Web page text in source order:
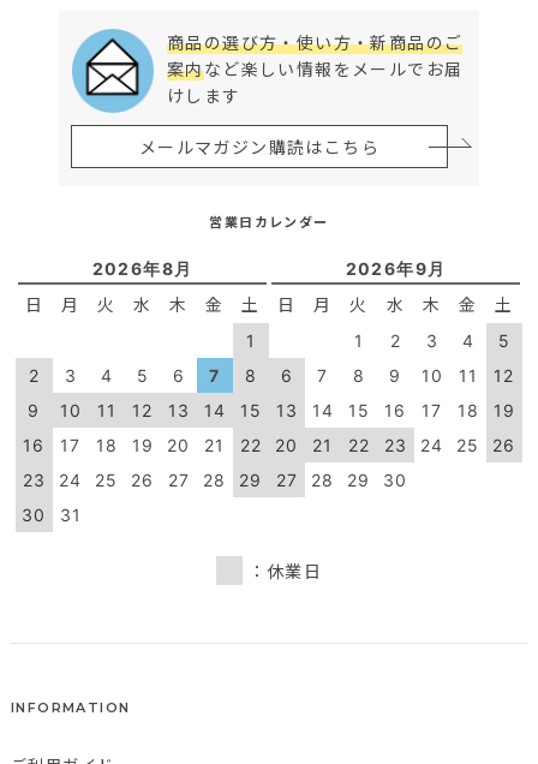
商品の選び方・使い方・新商品のご
案内など楽しい情報をメールでお届
けします
メールマガジン購読はこちら
営業日カレンダー
2026年8月
日 月 火 水 木 金 土
1
2
3 4 5 6 7
8
9
10 11 12 13 14
15
16
17 18 19 20 21
22
23
24 25 26 27 28
29
30
31
2026年9月
日 月 火 水 木 金 土
1 2 3 4
5
6
7 8 9 10 11
12
13
14 15 16 17 18
19
20
21 22 23 24 25
26
27
28 29 30
：休業日
INFORMATION